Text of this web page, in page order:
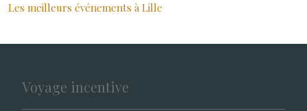
Les meilleurs événements à Lille
Voyage incentive